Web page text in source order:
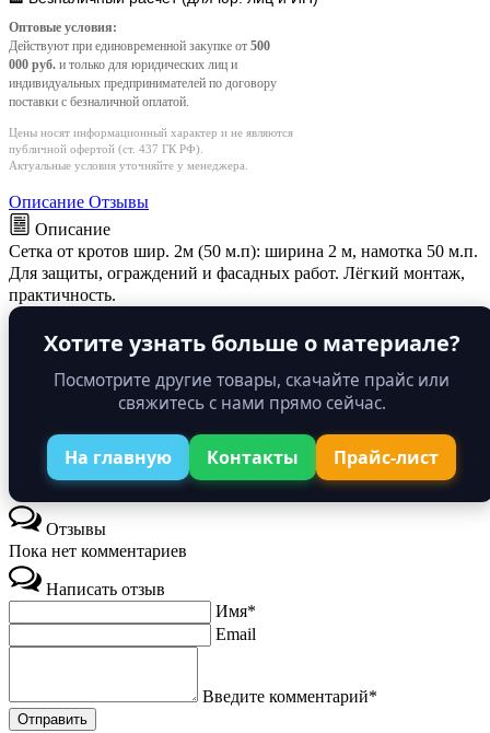
Оптовые условия:
Действуют при единовременной закупке от 500
000 руб. и только для юридических лиц и
индивидуальных предпринимателей по договору
поставки с безналичной оплатой.
Цены носят информационный характер и не являются
публичной офертой (ст. 437 ГК РФ).
Актуальные условия уточняйте у менеджера.
Описание Отзывы
Описание
Сетка от кротов шир. 2м (50 м.п): ширина 2 м, намотка 50 м.п.
Для защиты, ограждений и фасадных работ. Лёгкий монтаж,
практичность.
Хотите узнать больше о материале?
Посмотрите другие товары, скачайте прайс или
свяжитесь с нами прямо сейчас.
На главную Контакты Прайс-лист
Отзывы
Пока нет комментариев
Написать отзыв
Имя*
Email
Введите комментарий*